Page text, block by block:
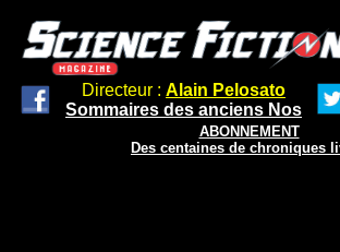
Directeur : Alain Pelosato
Sommaires des anciens Nos
ABONNEMENT
Des centaines de chroniques